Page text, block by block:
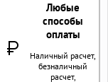
Любые
способы
оплаты
Наличный расчет,
безналичный
расчет,